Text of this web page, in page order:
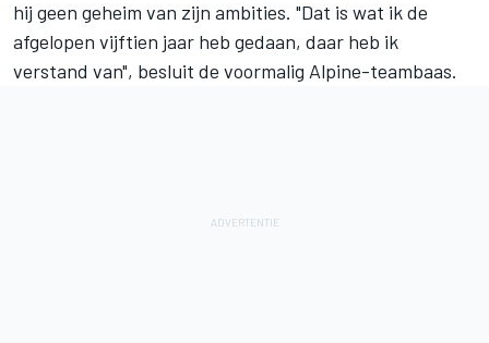
hij geen geheim van zijn ambities. "Dat is wat ik de
afgelopen vijftien jaar heb gedaan, daar heb ik
verstand van", besluit de voormalig Alpine-teambaas.